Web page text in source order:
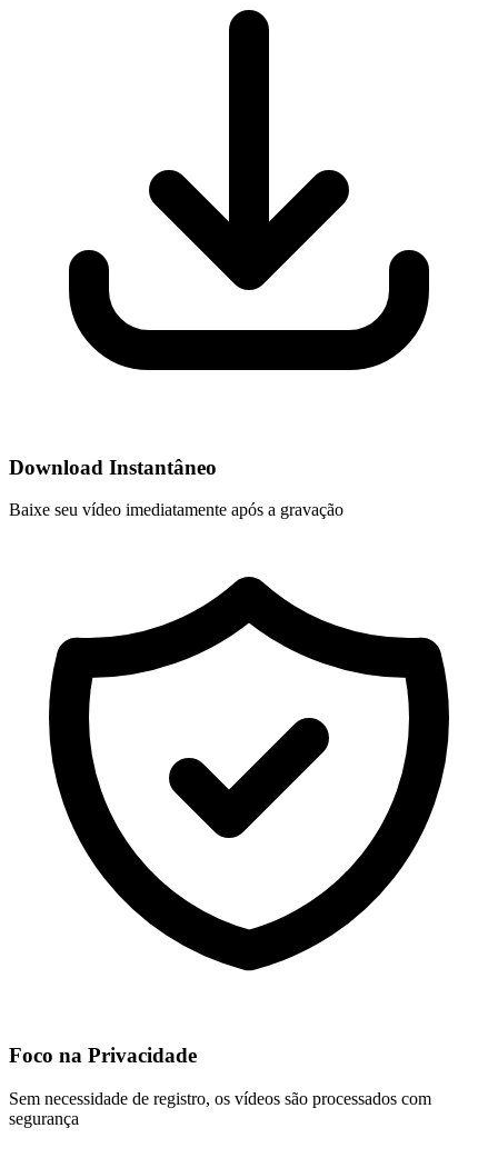
Download Instantâneo
Baixe seu vídeo imediatamente após a gravação
Foco na Privacidade
Sem necessidade de registro, os vídeos são processados com
segurança